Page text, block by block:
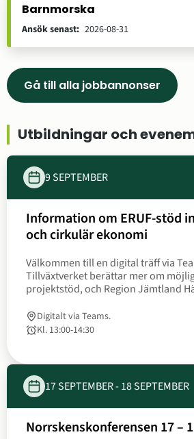
Barnmorska
Ansök senast: 2026-08-31
Gå till alla jobbannonser
Utbildningar och
9 SEPTEMBER
Information om ERUF‑stöd
och cirkulär ekonomi
Välkommen till en digital träff via
Tillväxtverket berättar mer om
projektstöd, och Region Jämtland
Digitalt via Teams.
TidKl. 13:00‐
till 14:30
17 SEPTEMBER‐18 SEPTEMBER
Norrskenskonferensen 17 – 18 september